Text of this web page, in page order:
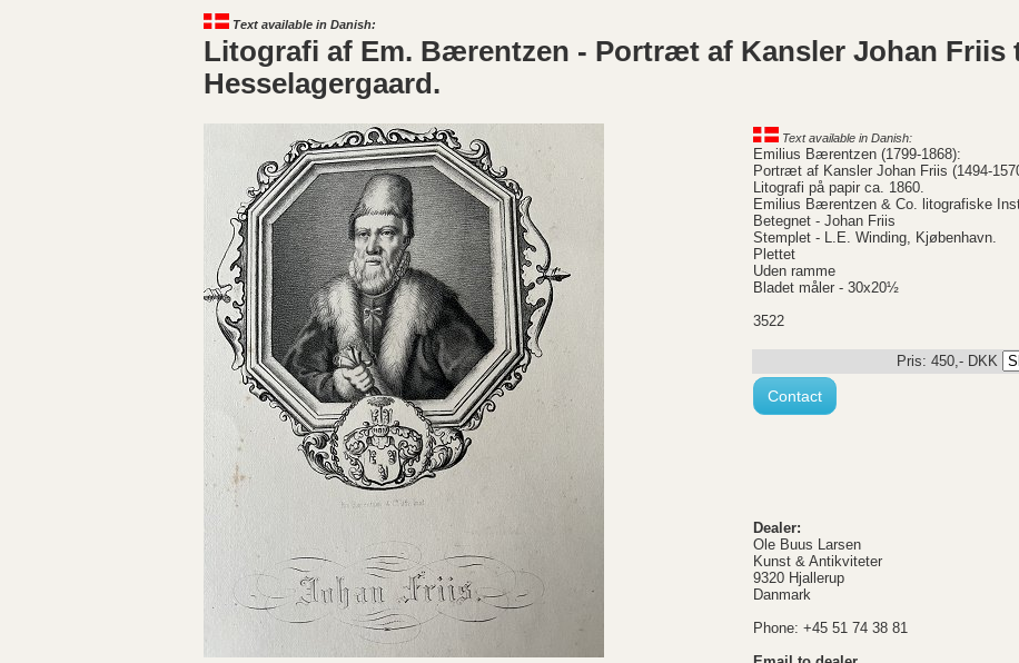
Text available in Danish:
Litografi af Em. Bærentzen - Portræt af Kansler Johan Friis
Hesselagergaard.
Text available in Danish:
Emilius Bærentzen (1799-1868):
Portræt af Kansler Johan Friis (1494-
Litografi på papir ca. 1860.
Emilius Bærentzen & Co. litografiske
Betegnet - Johan Friis
Stemplet - L.E. Winding, Kjøbenhavn.
Plettet
Uden ramme
Bladet måler - 30x20½
3522
Pris: 450,- DKK
Contact
Dealer:
Ole Buus Larsen
Kunst & Antikviteter
9320 Hjallerup
Danmark
Phone: +45 51 74 38 81